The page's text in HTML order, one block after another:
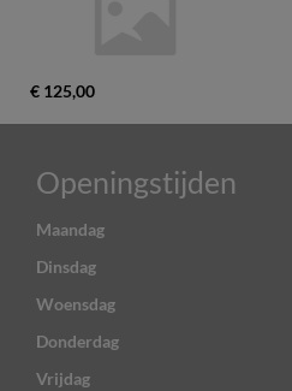
€ 125,00
Openingstijden
Maandag
Dinsdag
Woensdag
Donderdag
Vrijdag